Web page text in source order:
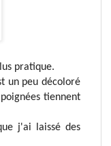
pratique.
un peu décoloré
tiennent
j'ai laissé des